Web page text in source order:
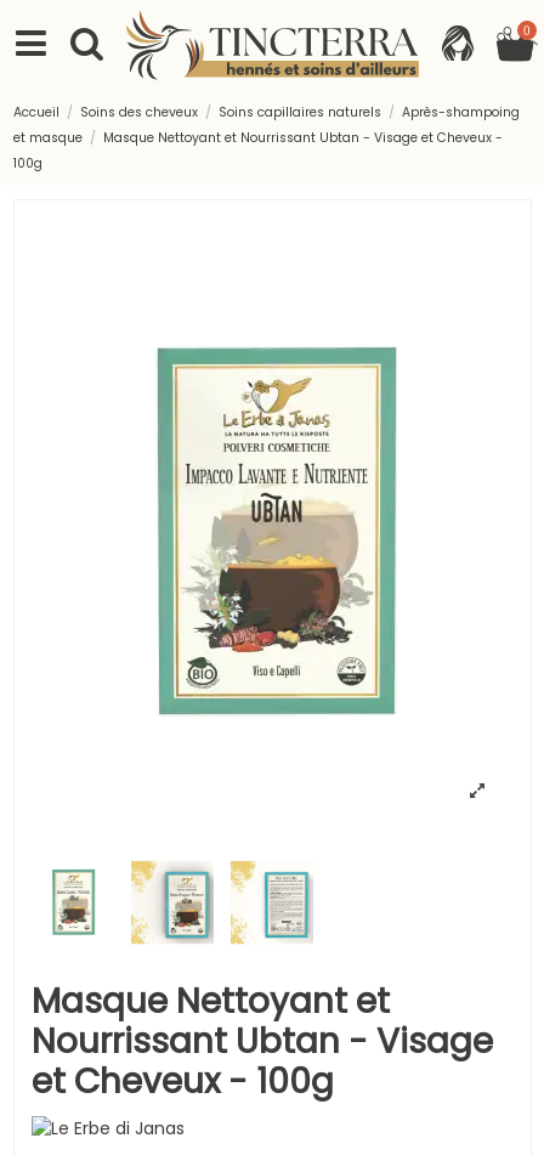
0
Accueil Soins des cheveux Soins capillaires naturels
Après-shampoing
et masque
Masque Nettoyant et Nourrissant Ubtan - Visage et Cheveux -
100g
Masque Nettoyant et
Nourrissant Ubtan - Visage
et Cheveux - 100g